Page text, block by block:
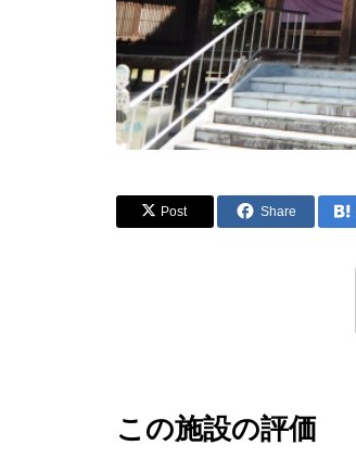
Post Share
この施設の評価